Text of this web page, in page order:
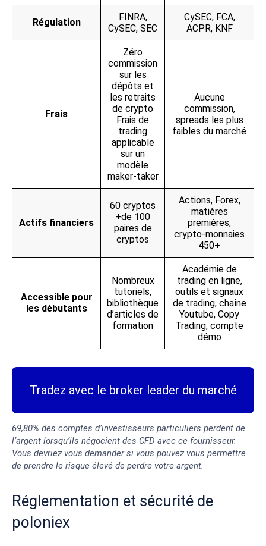
Régulation
FINRA,
CySEC, SEC
CySEC, FCA,
ACPR, KNF
Frais
Zéro
commission
sur les
dépôts et
les retraits
de crypto
Frais de
trading
applicable
sur un
modèle
maker-taker
Aucune
commission,
spreads les plus
faibles du marché
Actifs financiers
60 cryptos
+de 100
paires de
cryptos
Actions, Forex,
matières
premières,
crypto-monnaies
450+
Accessible pour
les débutants
Nombreux
tutoriels,
bibliothèque
d’articles de
formation
Académie de
trading en ligne,
outils et signaux
de trading, chaîne
Youtube, Copy
Trading, compte
démo
Tradez avec le broker leader du marché
69,80% des comptes d’investisseurs particuliers perdent de
l’argent lorsqu’ils négocient des CFD avec ce fournisseur.
Vous devriez vous demander si vous pouvez vous permettre
de prendre le risque élevé de perdre votre argent.
Réglementation et sécurité de
poloniex